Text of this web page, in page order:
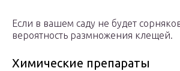
Если в вашем саду не будет
вероятность размножения клещей.
Химические препараты